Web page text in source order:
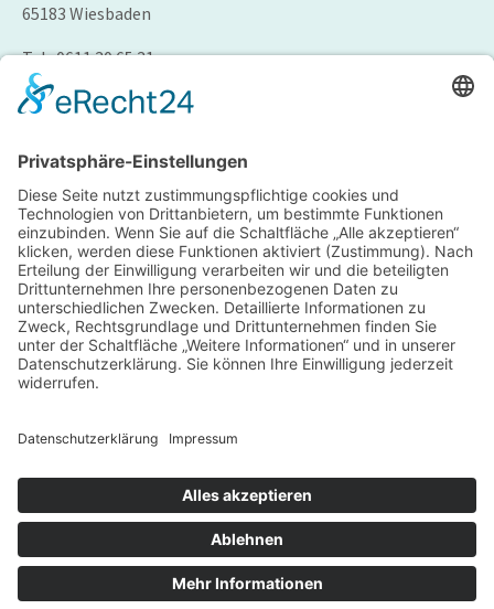
65183 Wiesbaden
Tel.: 0611 30 65 31
Fax: 0611 308 23 55
Mail: kontakt@kur-apotheke-wiesbaden.de
ÖFFNUNGSZEITEN
Montag bis Freitag
8:30 - 19:00 Uhr
Samstag
9:00 - 14:00 Uhr
NOTDIENST
Aktueller Notdienstplan
Datenschutz
Erklärung zur Barrierefreiheit
FacebookInstagram